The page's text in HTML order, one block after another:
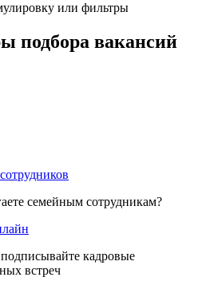
или фильтры
подбора вакансий
семейным сотрудникам?
кадровые
встреч